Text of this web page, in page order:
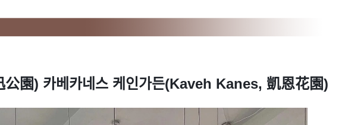
公園) 카베카네스 케인가든(Kaveh Kanes, 凱恩花園)